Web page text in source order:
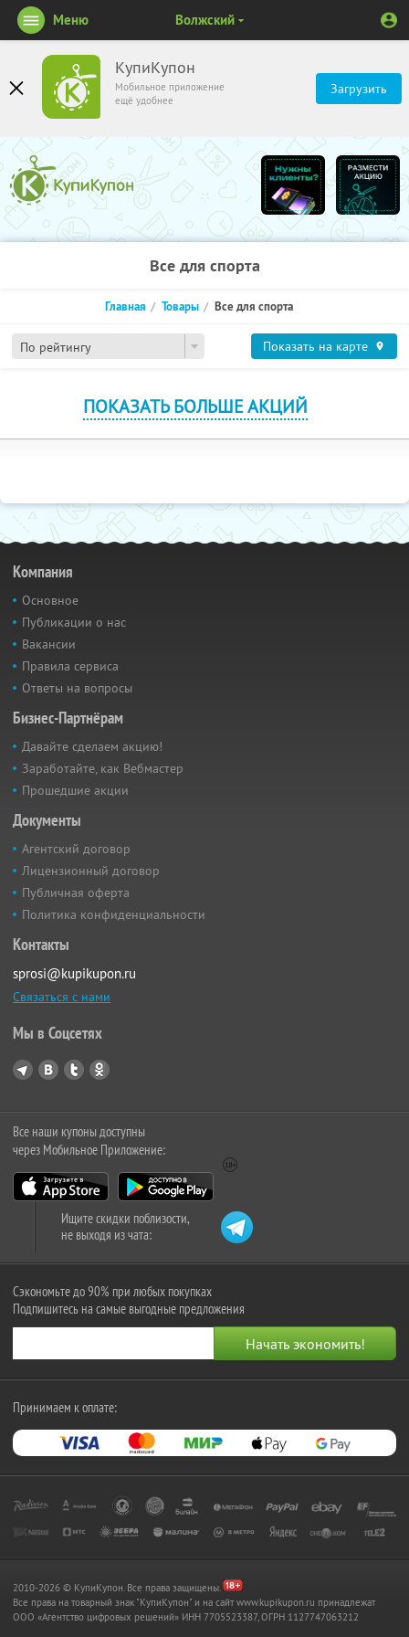
КупиКупон
Мобильное приложение
ещё удобнее
Загрузить
Меню Волжский
Все для спорта
По рейтингу
Главная Товары Все для спорта
Показать на карте
ПОКАЗАТЬ БОЛЬШЕ АКЦИЙ
Компания
Основное
Публикации о нас
Вакансии
Правила сервиса
Ответы на вопросы
Бизнес-Партнёрам
Давайте сделаем акцию!
Заработайте, как Вебмастер
Прошедшие акции
Документы
Агентский договор
Лицензионный договор
Публичная оферта
Политика конфиденциальности
Контакты
sprosi@kupikupon.ru
Связаться с нами
Мы в Соцсетях
Все наши купоны доступны
через Мобильное Приложение:
Ищите скидки поблизости,
не выходя из чата:
Сэкономьте до 90% при любых покупках
Подпишитесь на самые выгодные предложения
Принимаем к оплате:
2010-2026 © КупиКупон. Все права защищены.
Все права на товарный знак "КупиКупон" и на сайт www.kupikupon.ru принадлежат
OOO «Агентство цифровых решений» ИНН 7705523387, ОГРН 1127747063212